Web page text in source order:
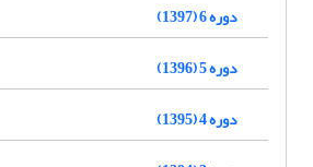
دوره 6 (1397)
دوره 5 (1396)
دوره 4 (1395)